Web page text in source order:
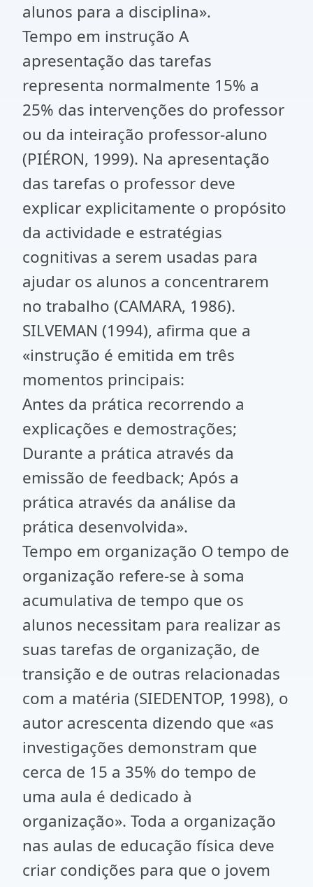
alunos para a disciplina».
Tempo em instrução A
apresentação das tarefas
representa normalmente 15% a
25% das intervenções do professor
ou da inteiração professor-aluno
(PIÉRON, 1999). Na apresentação
das tarefas o professor deve
explicar explicitamente o propósito
da actividade e estratégias
cognitivas a serem usadas para
ajudar os alunos a concentrarem
no trabalho (CAMARA, 1986).
SILVEMAN (1994), afirma que a
«instrução é emitida em três
momentos principais:
Antes da prática recorrendo a
explicações e demostrações;
Durante a prática através da
emissão de feedback; Após a
prática através da análise da
prática desenvolvida».
Tempo em organização O tempo de
organização refere-se à soma
acumulativa de tempo que os
alunos necessitam para realizar as
suas tarefas de organização, de
transição e de outras relacionadas
com a matéria (SIEDENTOP, 1998), o
autor acrescenta dizendo que «as
investigações demonstram que
cerca de 15 a 35% do tempo de
uma aula é dedicado à
organização». Toda a organização
nas aulas de educação física deve
criar condições para que o jovem